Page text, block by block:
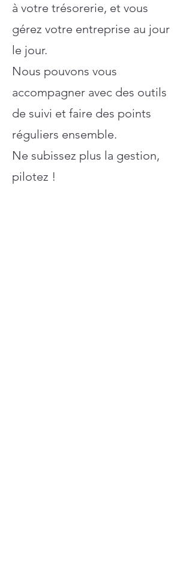
à votre trésorerie, et vous
gérez votre entreprise au jour
le jour.
Nous pouvons vous
accompagner avec des outils
de suivi et faire des points
réguliers ensemble.
Ne subissez plus la gestion,
pilotez !